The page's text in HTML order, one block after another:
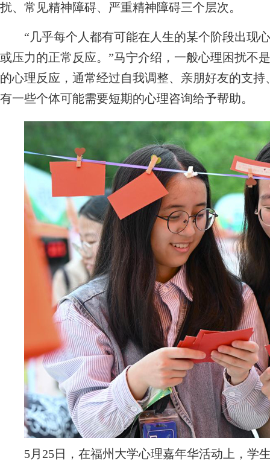
扰、常见精神障碍、严重精神障碍三个层次。
“几乎每个人都有可能在人生的某个阶段出现
或压力的正常反应。”马宁介绍，一般心理困扰不
的心理反应，通常经过自我调整、亲朋好友的支
有一些个体可能需要短期的心理咨询给予帮助。
5月25日，在福州大学心理嘉年华活动上，学